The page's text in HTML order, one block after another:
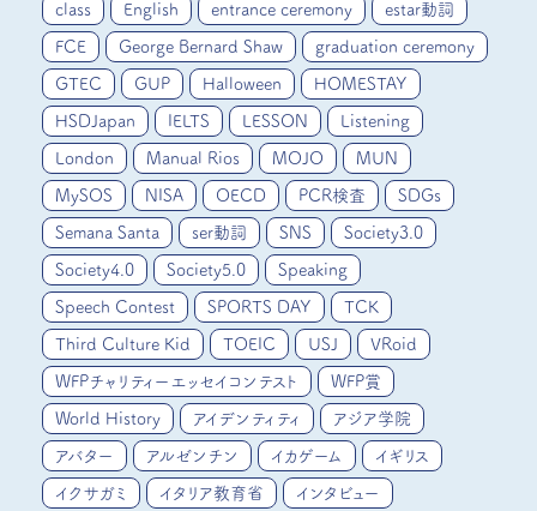
class English entrance ceremony estar動詞
FCE George Bernard Shaw graduation ceremony
GTEC GUP Halloween HOMESTAY
HSDJapan IELTS LESSON Listening
London Manual Rios MOJO MUN
MySOS NISA OECD PCR検査 SDGs
Semana Santa ser動詞 SNS Society3.0
Society4.0 Society5.0 Speaking
Speech Contest SPORTS DAY TCK
Third Culture Kid TOEIC USJ VRoid
WFPチャリティーエッセイコンテスト WFP賞
World History アイデンティティ アジア学院
アバター アルゼンチン イカゲーム イギリス
イクサガミ イタリア教育省 インタビュー